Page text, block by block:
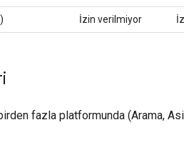
İzin verilmiyor
fazla platformunda (Arama,